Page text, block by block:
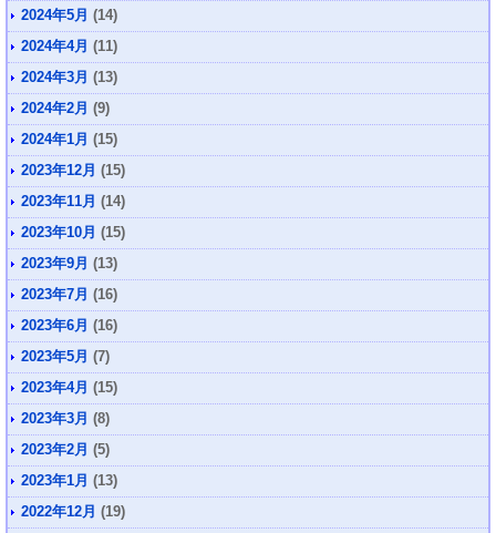
2024年5月 (14)
2024年4月 (11)
2024年3月 (13)
2024年2月 (9)
2024年1月 (15)
2023年12月 (15)
2023年11月 (14)
2023年10月 (15)
2023年9月 (13)
2023年7月 (16)
2023年6月 (16)
2023年5月 (7)
2023年4月 (15)
2023年3月 (8)
2023年2月 (5)
2023年1月 (13)
2022年12月 (19)